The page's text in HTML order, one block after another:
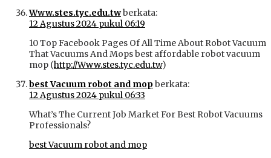
Www.stes.tyc.edu.twberkata:
12 Agustus 2024 pukul 06:19
10 Top Facebook Pages Of All Time About Robot Vacuum
That Vacuums And Mops best affordable robot vacuum
mop (http://Www.stes.tyc.edu.tw)
best Vacuum robot and mopberkata:
12 Agustus 2024 pukul 06:33
What’s The Current Job Market For Best Robot Vacuums
Professionals?
best Vacuum robot and mop